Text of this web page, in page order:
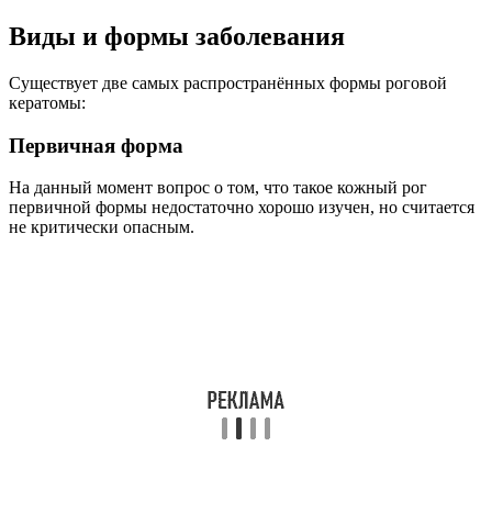
Виды и формы заболевания
Существует две самых распространённых формы роговой
кератомы:
Первичная форма
На данный момент вопрос о том, что такое кожный рог
первичной формы недостаточно хорошо изучен, но считается
не критически опасным.